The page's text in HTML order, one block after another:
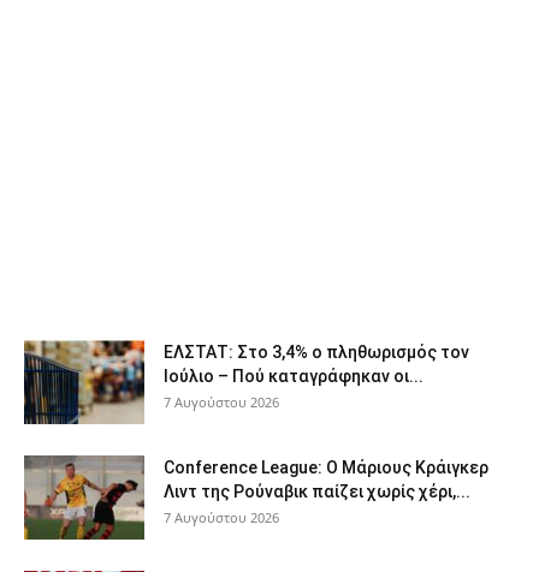
ΕΛΣΤΑΤ: Στο 3,4% ο πληθωρισμός τον
Ιούλιο – Πού καταγράφηκαν οι...
7 Αυγούστου 2026
Conference League: Ο Μάριους Κράιγκερ
Λιντ της Ρούναβικ παίζει χωρίς χέρι,...
7 Αυγούστου 2026